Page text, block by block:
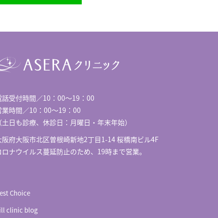
話受付時間／10：00～19：00
業時間／10：00～19：00
（土日も診療、休診日：月曜日・年末年始）
阪府大阪市北区曽根崎新地2丁目1-14 桜橋南ビル4F
ロナウイルス蔓延防止のため、19時まで営業。
Choice
clinic blog